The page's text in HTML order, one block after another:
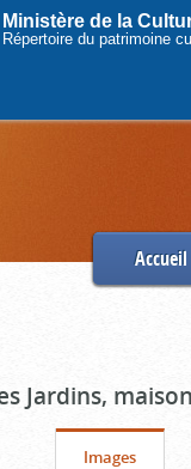
Ministère de la
Répertoire du patrimoine
Accueil
Jardins,
Onglet
Images(cliquer